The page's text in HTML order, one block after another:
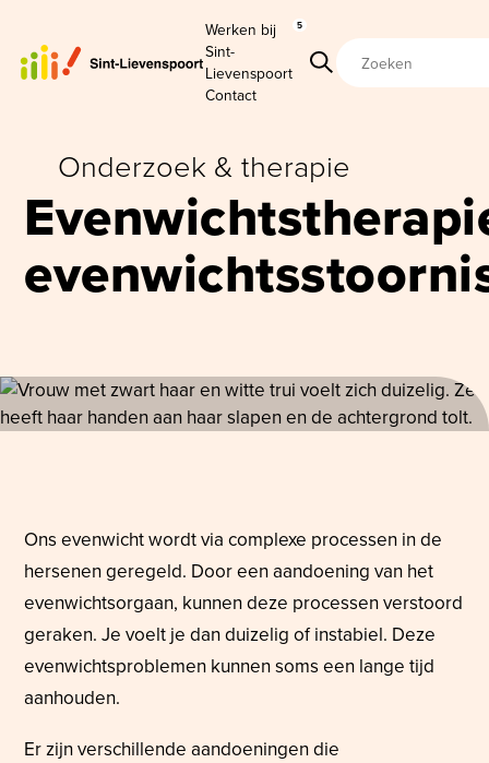
Sint-Lievenspoort
Werken bij
Sint-
Lievenspoort
5
Contact
ZoekenZoekterm
Onderzoek & therapie
Ons evenwicht wordt via complexe processen in de
hersenen geregeld. Door een aandoening van het
evenwichtsorgaan, kunnen deze processen verstoord
geraken. Je voelt je dan duizelig of instabiel. Deze
evenwichtsproblemen kunnen soms een lange tijd
aanhouden.
Er zijn verschillende aandoeningen die